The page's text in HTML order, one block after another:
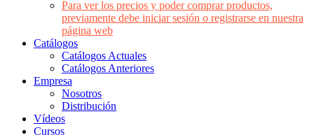
Para ver los precios y poder comprar productos,
previamente debe iniciar sesión o registrarse en nuestra
página web
Catálogos
Catálogos Actuales
Catálogos Anteriores
Empresa
Nosotros
Distribución
Vídeos
Cursos